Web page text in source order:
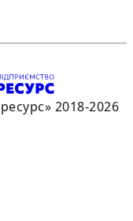
2018-2026